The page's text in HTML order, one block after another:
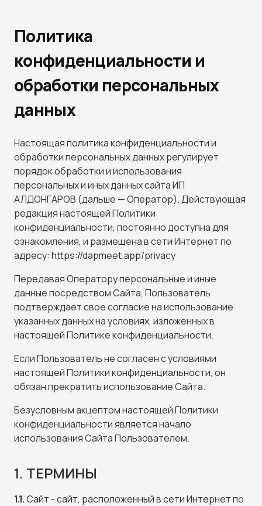
Политика
конфиденциальности и
обработки персональных
данных
Настоящая политика конфиденциальности и
обработки персональных данных регулирует
порядок обработки и использования
персональных и иных данных сайта ИП
АЛДОНГАРОВ (дальше — Оператор). Действующая
редакция настоящей Политики
конфиденциальности, постоянно доступна для
ознакомления, и размещена в сети Интернет по
адресу: https://dapmeet.app/privacy
Передавая Оператору персональные и иные
данные посредством Сайта, Пользователь
подтверждает свое согласие на использование
указанных данных на условиях, изложенных в
настоящей Политике конфиденциальности.
Если Пользователь не согласен с условиями
настоящей Политики конфиденциальности, он
обязан прекратить использование Сайта.
Безусловным акцептом настоящей Политики
конфиденциальности является начало
использования Сайта Пользователем.
1. ТЕРМИНЫ
1.1.Сайт - сайт, расположенный в сети Интернет по